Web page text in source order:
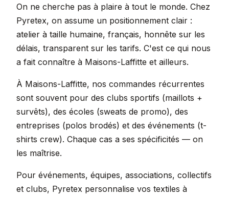
On ne cherche pas à plaire à tout le monde. Chez
Pyretex, on assume un positionnement clair :
atelier à taille humaine, français, honnête sur les
délais, transparent sur les tarifs. C'est ce qui nous
a fait connaître à Maisons-Laffitte et ailleurs.
À Maisons-Laffitte, nos commandes récurrentes
sont souvent pour des clubs sportifs (maillots +
survêts), des écoles (sweats de promo), des
entreprises (polos brodés) et des événements (t-
shirts crew). Chaque cas a ses spécificités — on
les maîtrise.
Pour événements, équipes, associations, collectifs
et clubs, Pyretex personnalise vos textiles à